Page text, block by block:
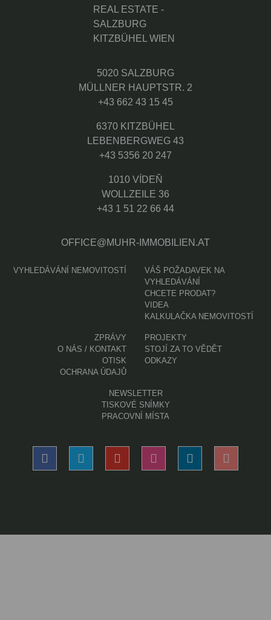
5020 SALZBURG
MÜLLNER HAUPTSTR. 2
+43 662 43 15 45
6370 KITZBÜHEL
LEBENBERGWEG 43
+43 5356 20 247
1010 VÍDEŇ
WOLLZEILE 36
+43 1 51 22 66 44
OFFICE@MUHR-IMMOBILIEN.AT
VYHLEDÁVÁNÍ NEMOVITOSTÍ
VÁŠ POŽADAVEK NA
VYHLEDÁVÁNÍ
CHCETE PRODAT?
VIDEA
KALKULAČKA NEMOVITOSTÍ
ZPRÁVY
O NÁS / KONTAKT
OTISK
OCHRANA ÚDAJŮ
PROJEKTY
STOJÍ ZA TO VĚDĚT
ODKAZY
NEWSLETTER
TISKOVÉ SNÍMKY
PRACOVNÍ MÍSTA